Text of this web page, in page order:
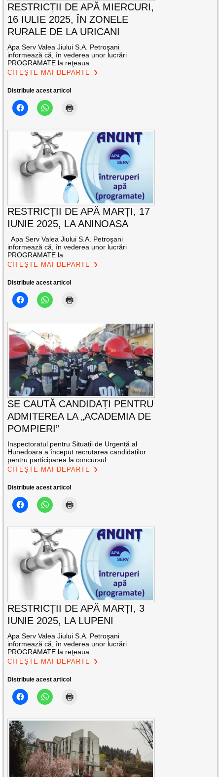
RESTRICȚII DE APĂ MIERCURI,
16 IULIE 2025, ÎN ZONELE
RURALE DE LA URICANI
Apa Serv Valea Jiului S.A. Petroşani
informează că, în vederea unor lucrări
PROGRAMATE la reţeaua
CITEȘTE MAI DEPARTE
Distribuie acest articol
RESTRICȚII DE APĂ MARȚI, 17
IUNIE 2025, LA ANINOASA
Apa Serv Valea Jiului S.A. Petroşani
informează că, în vederea unor lucrări
PROGRAMATE la
CITEȘTE MAI DEPARTE
Distribuie acest articol
SE CAUTĂ CANDIDAȚI PENTRU
ADMITEREA LA „ACADEMIA DE
POMPIERI”
Inspectoratul pentru Situații de Urgență al
Hunedoara a început recrutarea candidaților
pentru participarea la concursul
CITEȘTE MAI DEPARTE
Distribuie acest articol
RESTRICȚII DE APĂ MARȚI, 3
IUNIE 2025, LA LUPENI
Apa Serv Valea Jiului S.A. Petroşani
informează că, în vederea unor lucrări
PROGRAMATE la reţeaua
CITEȘTE MAI DEPARTE
Distribuie acest articol